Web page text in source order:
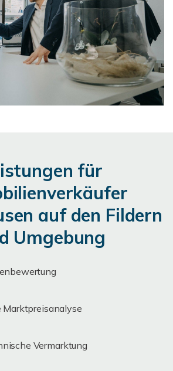
für
auf den Fildern
Umgebung
Marktpreisanalyse
Vermarktung